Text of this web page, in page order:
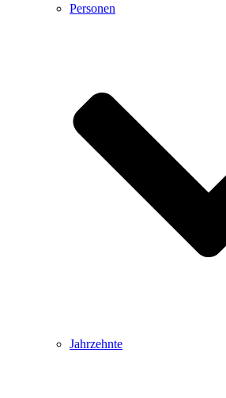
Personen
Jahrzehnte